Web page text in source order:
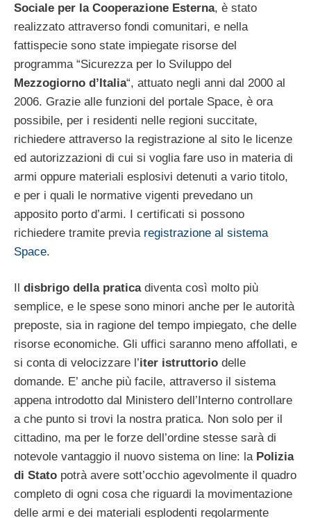
Sociale per la Cooperazione Esterna, è stato
realizzato attraverso fondi comunitari, e nella
fattispecie sono state impiegate risorse del
programma “Sicurezza per lo Sviluppo del
Mezzogiorno d’Italia“, attuato negli anni dal 2000 al
2006. Grazie alle funzioni del portale Space, è ora
possibile, per i residenti nelle regioni succitate,
richiedere attraverso la registrazione al sito le licenze
ed autorizzazioni di cui si voglia fare uso in materia di
armi oppure materiali esplosivi detenuti a vario titolo,
e per i quali le normative vigenti prevedano un
apposito porto d’armi. I certificati si possono
richiedere tramite previa registrazione al sistema
Space.
disbrigo della praticadiventa così molto più
semplice, e le spese sono minori anche per le autorità
preposte, sia in ragione del tempo impiegato, che delle
risorse economiche. Gli uffici saranno meno affollati, e
si conta di velocizzare l’iter istruttorio delle
domande. E’ anche più facile, attraverso il sistema
appena introdotto dal Ministero dell’Interno controllare
a che punto si trovi la nostra pratica. Non solo per il
cittadino, ma per le forze dell’ordine stesse sarà di
notevole vantaggio il nuovo sistema on line: la Polizia
di Stato potrà avere sott’occhio agevolmente il quadro
completo di ogni cosa che riguardi la movimentazione
delle armi e dei materiali esplodenti regolarmente